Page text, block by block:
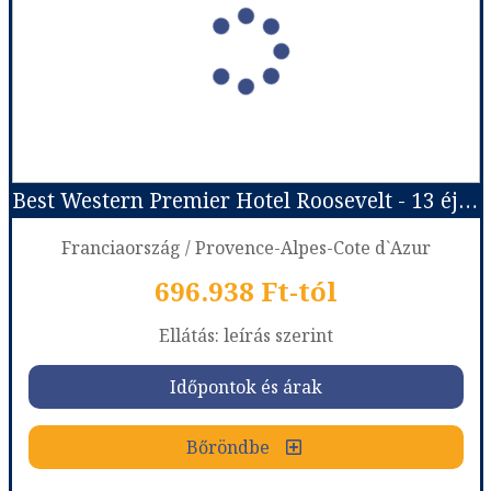
Város:Nice
Utazás módja: Repülővel
leírás szerint
Szálláskategória:Hotel ****
DOUBLE STANDARD - PRIVILEGE ROOM
Időpont: 2026-08-14 | 4 éj
már 395.318 Ft-tól
Időpontok és árak
Bőröndbe
Best Western Premier Hotel Roosevelt - 13 éjszakás
Franciaország / Provence-Alpes-Cote d`Azur
696.938 Ft-tól
Ellátás: leírás szerint
Időpontok és árak
Bőröndbe